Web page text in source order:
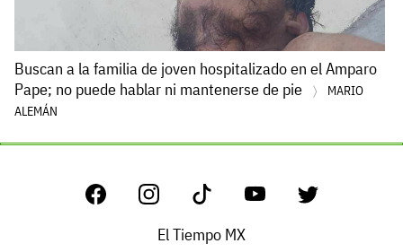
Buscan a la familia de joven hospitalizado en el Amparo
Pape; no puede hablar ni mantenerse de pie
MARIO
ALEMÁN
El Tiempo MX